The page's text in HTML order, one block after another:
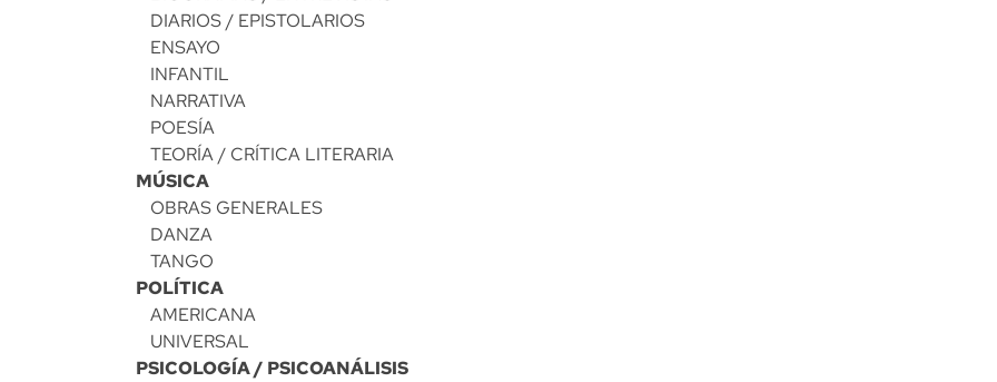
DIARIOS / EPISTOLARIOS
ENSAYO
INFANTIL
NARRATIVA
POESÍA
TEORÍA / CRÍTICA LITERARIA
MÚSICA
OBRAS GENERALES
DANZA
TANGO
POLÍTICA
AMERICANA
UNIVERSAL
PSICOLOGÍA / PSICOANÁLISIS